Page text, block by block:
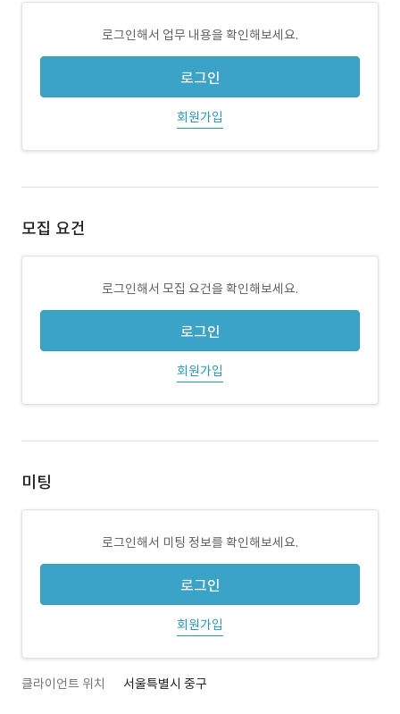
로그인해서 업무 내용을 확인해보세요.
로그인
회원가입
모집 요건
로그인해서 모집 요건을 확인해보세요.
로그인
회원가입
미팅
로그인해서 미팅 정보를 확인해보세요.
로그인
회원가입
클라이언트 위치 서울특별시 중구